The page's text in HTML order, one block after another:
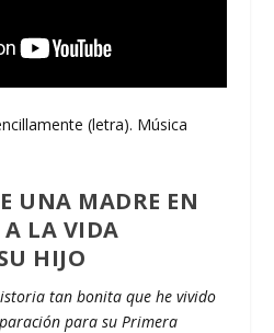
(letra). Música
UNA MADRE EN
LA VIDA
HIJO
tan bonita que he vivido
para su Primera